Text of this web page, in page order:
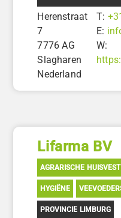
Herenstraat
7
7776 AG
Slagharen
Nederland
T:
E:
W:
Lifarma BV
AGRARISCHE
HYGIËNE
PROVINCIE LIMBURG